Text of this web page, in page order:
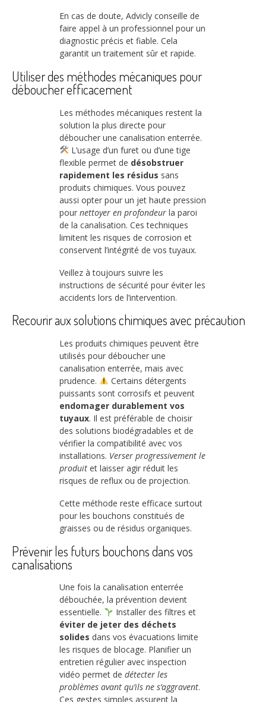
En cas de doute, Advicly conseille de
faire appel à un professionnel pour un
diagnostic précis et fiable. Cela
garantit un traitement sûr et rapide.
Utiliser des méthodes mécaniques pour
déboucher efficacement
Les méthodes mécaniques restent la
solution la plus directe pour
déboucher une canalisation enterrée.
L’usage d’un furet ou d’une tige
flexible permet de désobstruer
rapidement les résidus sans
produits chimiques. Vous pouvez
aussi opter pour un jet haute pression
pour nettoyer en profondeur la paroi
de la canalisation. Ces techniques
limitent les risques de corrosion et
conservent l’intégrité de vos tuyaux.
Veillez à toujours suivre les
instructions de sécurité pour éviter les
accidents lors de l’intervention.
Recourir aux solutions chimiques avec précaution
Les produits chimiques peuvent être
utilisés pour déboucher une
canalisation enterrée, mais avec
prudence.
Certains détergents
puissants sont corrosifs et peuvent
endomager durablement vos
tuyaux. Il est préférable de choisir
des solutions biodégradables et de
vérifier la compatibilité avec vos
installations. Verser progressivement le
produit et laisser agir réduit les
risques de reflux ou de projection.
Cette méthode reste efficace surtout
pour les bouchons constitués de
graisses ou de résidus organiques.
Prévenir les futurs bouchons dans vos
canalisations
Une fois la canalisation enterrée
débouchée, la prévention devient
essentielle.
Installer des filtres et
éviter de jeter des déchets
solides dans vos évacuations limite
les risques de blocage. Planifier un
entretien régulier avec inspection
vidéo permet de détecter les
problèmes avant qu’ils ne s’aggravent.
Ces gestes simples assurent la